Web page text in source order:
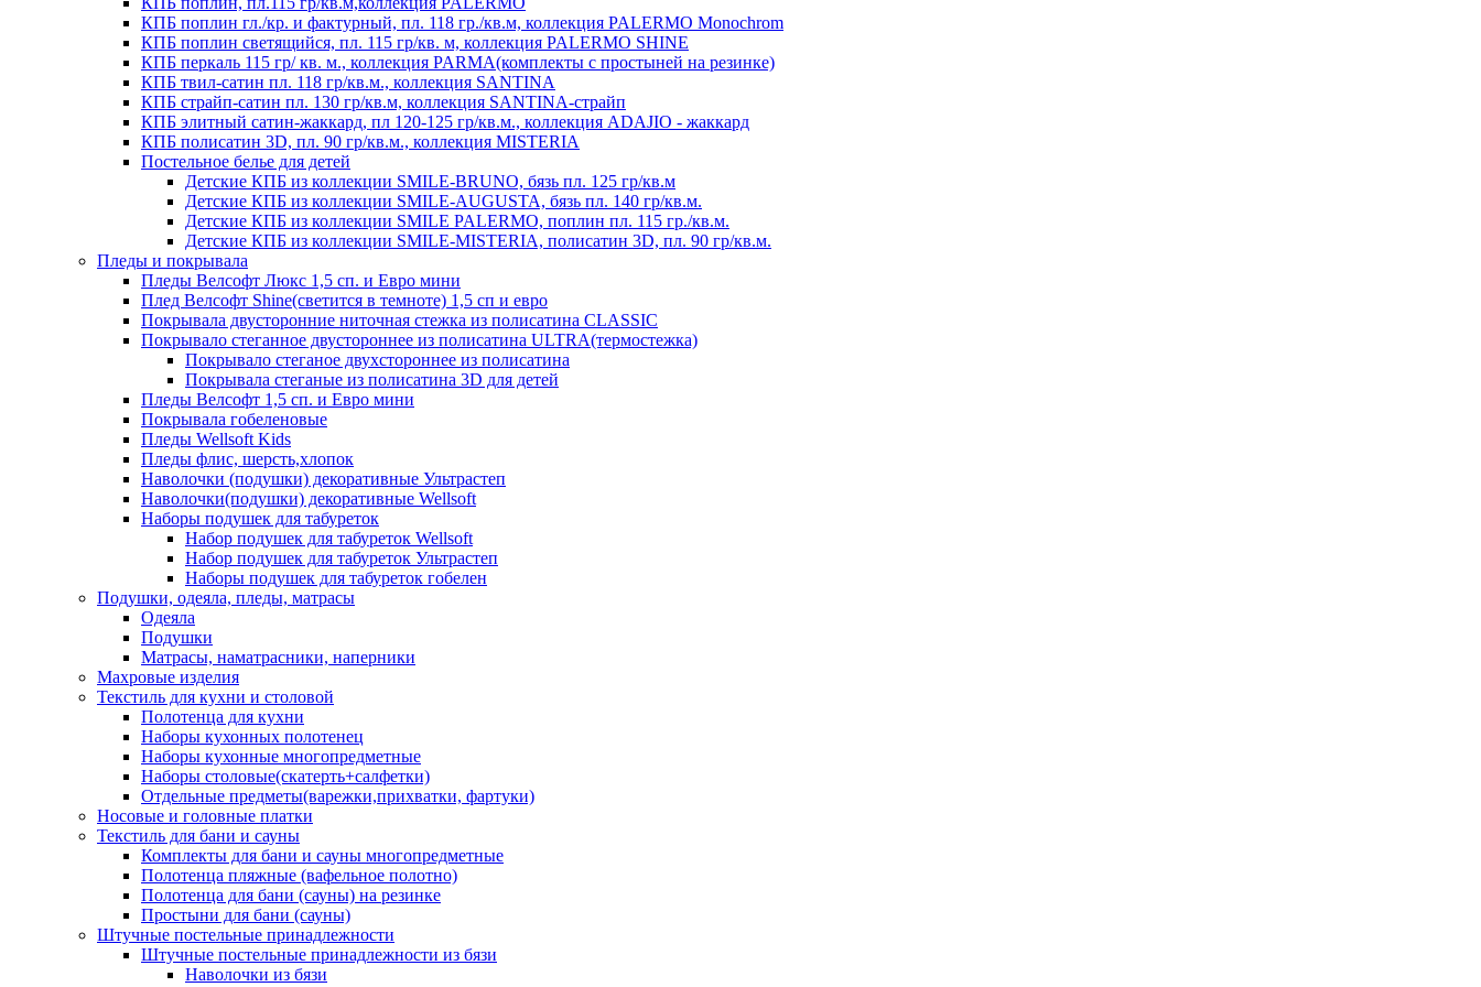
КПБ поплин гл./кр. и фактурный, пл. 118 гр./кв.м, коллекция PALERMO Monochrom
КПБ поплин светящийся, пл. 115 гр/кв. м, коллекция PALERMO SHINE
КПБ перкаль 115 гр/ кв. м., коллекция PARMA(комплекты с простыней на резинке)
КПБ твил-сатин пл. 118 гр/кв.м., коллекция SANTINA
КПБ страйп-сатин пл. 130 гр/кв.м, коллекция SANTINA-страйп
КПБ элитный сатин-жаккард, пл 120-125 гр/кв.м., коллекция ADAJIO - жаккард
КПБ полисатин 3D, пл. 90 гр/кв.м., коллекция MISTERIA
Постельное белье для детей
Детские КПБ из коллекции SMILE-BRUNO, бязь пл. 125 гр/кв.м
Детские КПБ из коллекции SMILE-AUGUSTA, бязь пл. 140 гр/кв.м.
Детские КПБ из коллекции SMILE PALERMO, поплин пл. 115 гр./кв.м.
Детские КПБ из коллекции SMILE-MISTERIA, полисатин 3D, пл. 90 гр/кв.м.
Пледы и покрывала
Пледы Велсофт Люкс 1,5 сп. и Евро мини
Плед Велсофт Shine(светится в темноте) 1,5 сп и евро
Покрывала двусторонние ниточная стежка из полисатина CLASSIC
Покрывало стеганное двустороннее из полисатина ULTRA(термостежка)
Покрывало стеганое двухстороннее из полисатина
Покрывала стеганые из полисатина 3D для детей
Пледы Велсофт 1,5 сп. и Евро мини
Покрывала гобеленовые
Пледы Wellsoft Kids
Пледы флис, шерсть,хлопок
Наволочки (подушки) декоративные Ультрастеп
Наволочки(подушки) декоративные Wellsoft
Наборы подушек для табуреток
Набор подушек для табуреток Wellsoft
Набор подушек для табуреток Ультрастеп
Наборы подушек для табуреток гобелен
Подушки, одеяла, пледы, матрасы
Одеяла
Подушки
Матрасы, наматрасники, наперники
Махровые изделия
Текстиль для кухни и столовой
Полотенца для кухни
Наборы кухонных полотенец
Наборы кухонные многопредметные
Наборы столовые(скатерть+салфетки)
Отдельные предметы(варежки,прихватки, фартуки)
Носовые и головные платки
Текстиль для бани и сауны
Комплекты для бани и сауны многопредметные
Полотенца пляжные (вафельное полотно)
Полотенца для бани (сауны) на резинке
Простыни для бани (сауны)
Штучные постельные принадлежности
Штучные постельные принадлежности из бязи
Наволочки из бязи